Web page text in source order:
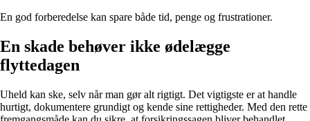
En god forberedelse kan spare både tid, penge og frustrationer.
En skade behøver ikke ødelægge
flyttedagen
Uheld kan ske, selv når man gør alt rigtigt. Det vigtigste er at handle
hurtigt, dokumentere grundigt og kende sine rettigheder. Med den rette